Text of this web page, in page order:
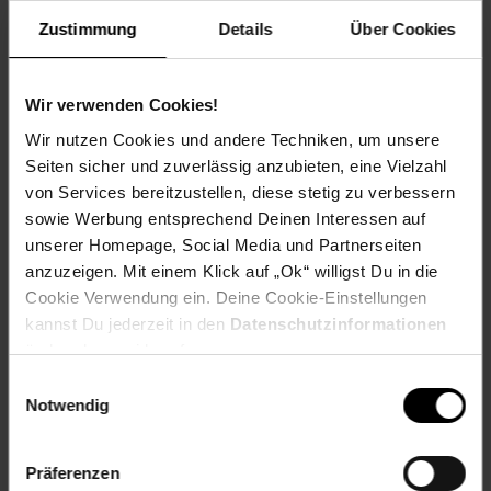
Zustimmung Details Über Cookies
Wir verwenden Cookies!
Wir nutzen Cookies und andere Techniken, um unsere
Seiten sicher und zuverlässig anzubieten, eine Vielzahl
von Services bereitzustellen, diese stetig zu verbessern
sowie Werbung entsprechend Deinen Interessen auf
unserer Homepage, Social Media und Partnerseiten
anzuzeigen. Mit einem Klick auf „Ok“ willigst Du in die
Cookie Verwendung ein. Deine Cookie-Einstellungen
kannst Du jederzeit in den Datenschutzinformationen
ändern bzw. widerrufen.
Notwendig
Präferenzen
HP LaserJet P 3005 D,
HP LaserJet P 3005 DN,
HP LaserJet P 3005 Series,
EAR_Kategorie: 5_Kleingeräte
EAR_Marke: Peach
Elektroprodukt: Ja
Kapazität in Seiten: 7500
OEM Artikelnummer: No. 51XBK, Q7551X
OEM Hersteller: HP
WEEE_Nummer: DE60366366
EAN: 7640124895255